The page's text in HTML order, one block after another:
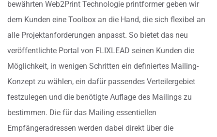
bewährten Web2Print Technologie printformer geben wir
dem Kunden eine Toolbox an die Hand, die sich flexibel an
alle Projektanforderungen anpasst. So bietet das neu
veröffentlichte Portal von FLIXLEAD seinen Kunden die
Möglichkeit, in wenigen Schritten ein definiertes Mailing-
Konzept zu wählen, ein dafür passendes Verteilergebiet
festzulegen und die benötigte Auflage des Mailings zu
bestimmen. Die für das Mailing essentiellen
Empfängeradressen werden dabei direkt über die